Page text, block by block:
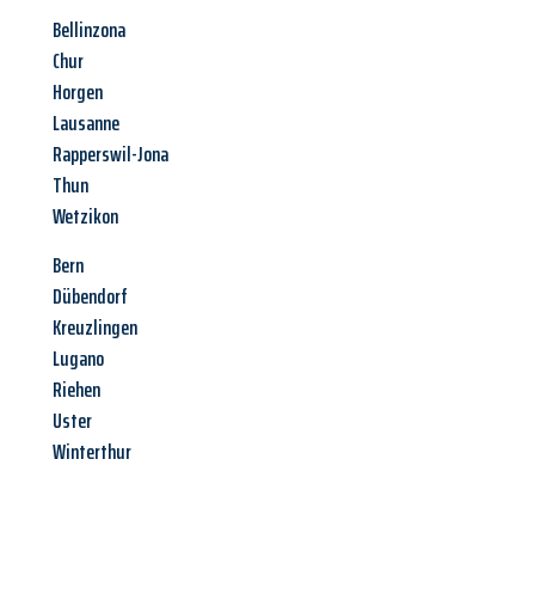
Bellinzona
Chur
Horgen
Lausanne
Rapperswil-Jona
Thun
Wetzikon
Bern
Dübendorf
Kreuzlingen
Lugano
Riehen
Uster
Winterthur